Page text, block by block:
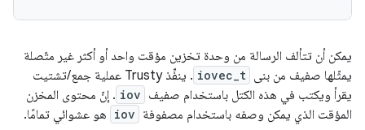
يمكن أن تتألف الرسالة من وحدة تخزين مؤقت واحد أو أكثر غير متّصلة
يمثّلها صفيف من بنى iovec_t
. ينفِّذ Trusty عملية جمع/تشتيت
يقرأ ويكتب في هذه الكتل باستخدام صفيف iov . إنّ محتوى المخزن
المؤقت الذي يمكن وصفه باستخدام مصفوفة iov هو عشوائي تمامًا.